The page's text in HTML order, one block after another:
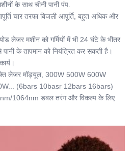
के साथ चीनी पानी पंप.
चार तरफा बिजली आपूर्ति, बहुत अधिक और
लेजर मशीन को गर्मियों में भी 24 घंटे के भीतर
के तापमान को नियंत्रित कर सकती है।
लेजर मॉड्यूल, 300W 500W 600W
(6bars 10basr 12bars 16bars)
1064nm डबल तरंग और विकल्प के लिए